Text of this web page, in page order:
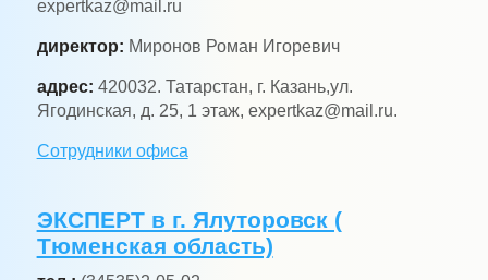
expertkaz@mail.ru
директор: Миронов Роман Игоревич
адрес: 420032. Татарстан, г. Казань,ул.
Ягодинская, д. 25, 1 этаж, expertkaz@mail.ru.
Сотрудники офиса
ЭКСПЕРТ в г. Ялуторовск (
Тюменская область)